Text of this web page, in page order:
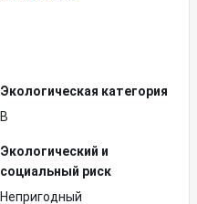
Экологическая категория
B
Экологический и
социальный риск
Непригодный